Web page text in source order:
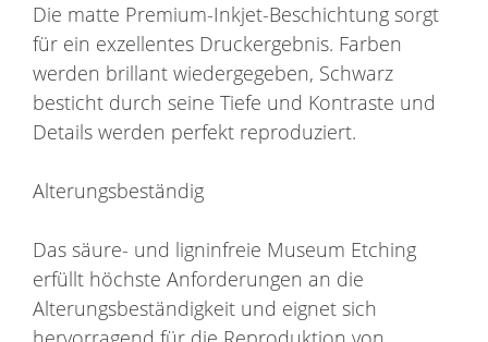
Die matte Premium-Inkjet-Beschichtung sorgt
für ein exzellentes Druckergebnis. Farben
werden brillant wiedergegeben, Schwarz
besticht durch seine Tiefe und Kontraste und
Details werden perfekt reproduziert.
Alterungsbeständig
Das säure- und ligninfreie Museum Etching
erfüllt höchste Anforderungen an die
Alterungsbeständigkeit und eignet sich